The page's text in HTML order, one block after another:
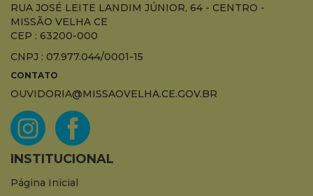
RUA JOSÉ LEITE LANDIM JÚNIOR, 64 - CENTRO -
MISSÃO VELHA CE
CEP : 63200-000
CNPJ : 07.977.044/0001-15
CONTATO
OUVIDORIA@MISSAOVELHA.CE.GOV.BR
INSTITUCIONAL
Página Inicial